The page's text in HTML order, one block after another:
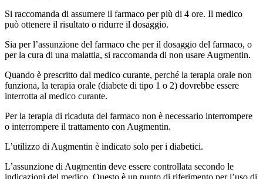
Si raccomanda di assumere il farmaco per più di 4 ore. Il medico
può ottenere il risultato o ridurre il dosaggio.
Sia per l’assunzione del farmaco che per il dosaggio del farmaco, o
per la cura di una malattia, si raccomanda di non usare Augmentin.
Quando è prescritto dal medico curante, perché la terapia orale non
funziona, la terapia orale (diabete di tipo 1 o 2) dovrebbe essere
interrotta al medico curante.
Per la terapia di ricaduta del farmaco non è necessario interrompere
o interrompere il trattamento con Augmentin.
L’utilizzo di Augmentin è indicato solo per i diabetici.
L’assunzione di Augmentin deve essere controllata secondo le